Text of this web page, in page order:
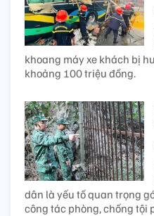
khoang máy xe khách bị
khoảng 100 triệu đồng.
dân là yếu tố quan trọng
công tác phòng, chống tội